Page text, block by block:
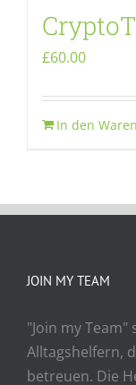
£60.00
In den
JOIN MY TEAM
"Join my
Alltagshelfern,
betreuen. Die